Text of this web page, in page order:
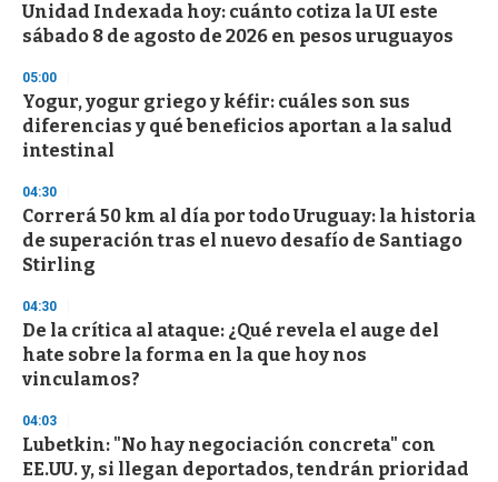
Unidad Indexada hoy: cuánto cotiza la UI este
sábado 8 de agosto de 2026 en pesos uruguayos
05:00
Yogur, yogur griego y kéfir: cuáles son sus
diferencias y qué beneficios aportan a la salud
intestinal
04:30
Correrá 50 km al día por todo Uruguay: la historia
de superación tras el nuevo desafío de Santiago
Stirling
04:30
De la crítica al ataque: ¿Qué revela el auge del
hate sobre la forma en la que hoy nos
vinculamos?
04:03
Lubetkin: "No hay negociación concreta" con
EE.UU. y, si llegan deportados, tendrán prioridad